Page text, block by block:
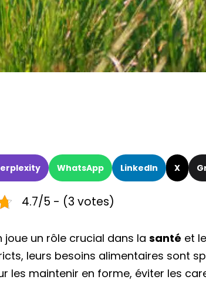
WhatsApp LinkedIn X
4.7/5 - (3 votes)
joue un rôle crucial dans la santé et le
leurs besoins alimentaires sont
les maintenir en forme, éviter les